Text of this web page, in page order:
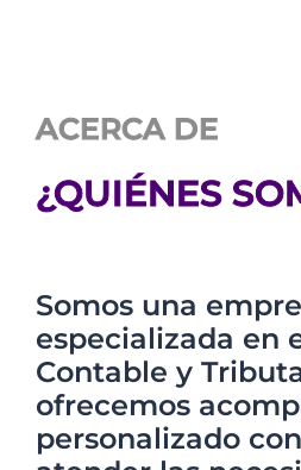
ACERCA DE
¿QUIÉNES
Somos una
especializada en
Contable y
ofrecemos
personalizado